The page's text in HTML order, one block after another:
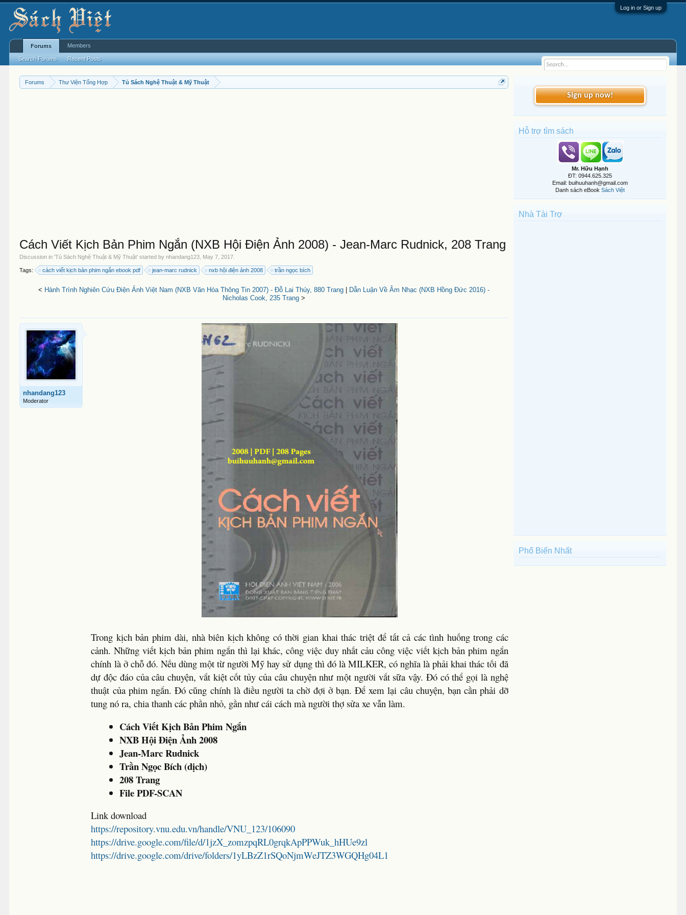
Log in or Sign up
Forums Thư Viện Tổng Hợp Tủ Sách Nghệ Thuật & Mỹ Thuật
Cách Viết Kịch Bản Phim Ngắn (NXB Hội Điện Ảnh 2008) - Jean-Marc Rudnick, 208 Trang
Discussion in 'Tủ Sách Nghệ Thuật & Mỹ Thuật' started bynhandang123 May 7, 2017
Tags: cách viết kịch bản phim ngắn ebook pdf jean-marc rudnick nxb hội điện ảnh 2008 trần ngọc bích
< Hành Trình Nghiên Cứu Điện Ảnh Việt Nam (NXB Văn Hóa Thông Tin 2007) - Đỗ Lai Thúy, 880 Trang
Dẫn Luận Về Âm Nhạc (NXB Hồng Đức 2016) -
Nicholas Cook, 235 Trang >
nhandang123
Moderator
Trong kịch bản phim dài, nhà biên kịch không có thời gian khai thác triệt để tất cả các tình huống trong các
cảnh. Những viết kịch bản phim ngắn thì lại khác, công việc duy nhất cảu công việc viết kịch bản phim ngắn
chính là ở chỗ đó. Nếu dùng một từ người Mỹ hay sử dụng thì đó là MILKER, có nghĩa là phải khai thác tối đã
dự độc đáo của câu chuyện, vắt kiệt cốt tủy của câu chuyện như một người vắt sữa vậy. Đó có thể gọi là nghệ
thuật của phim ngắn. Đó cũng chính là điều người ta chờ đợi ở bạn. Để xem lại câu chuyện, bạn cần phải dỡ
tung nó ra, chia thanh các phần nhỏ, gần như cái cách mà người thợ sửa xe vẫn làm.
Cách Viết Kịch Bản Phim Ngắn
NXB Hội Điện Ảnh 2008
Jean-Marc Rudnick
Trần Ngọc Bích (dịch)
208 Trang
File PDF-SCAN
Link download
https://repository.vnu.edu.vn/handle/VNU_123/106090
https://drive.google.com/file/d/1jzX_zomzpqRL0grqkApPPWuk_hHUe9zl
https://drive.google.com/drive/folders/1yLBzZ1rSQoNjmWeJTZ3WGQHg04L1
Sign up now!
Hỗ trợ tìm sách
Mr. Hữu Hạnh
ĐT: 0944.625.325
Email: buihuuhanh@gmail.com
Danh sách eBook Sách Việt
Nhà Tài Trợ
Phổ Biến Nhất
Forums
Search Forums Recent Posts
Members